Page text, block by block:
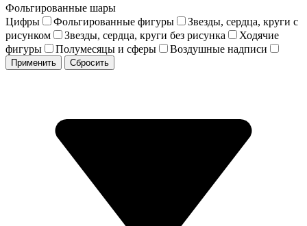
Фольгированные шары
Цифры
Фольгированные фигуры
Звезды, сердца, круги с
рисунком
Звезды, сердца, круги без рисунка
Ходячие
фигуры
Полумесяцы и сферы Воздушные надписи
Применить Сбросить